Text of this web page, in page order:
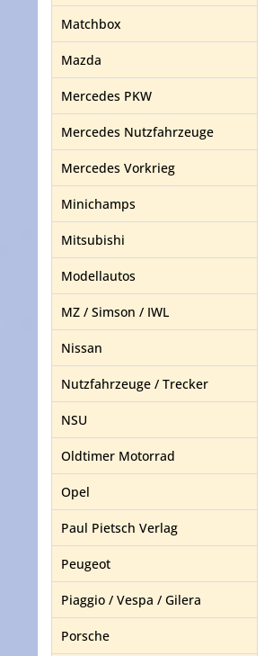
Matchbox
Mazda
Mercedes PKW
Mercedes Nutzfahrzeuge
Mercedes Vorkrieg
Minichamps
Mitsubishi
Modellautos
MZ / Simson / IWL
Nissan
Nutzfahrzeuge / Trecker
NSU
Oldtimer Motorrad
Opel
Paul Pietsch Verlag
Peugeot
Piaggio / Vespa / Gilera
Porsche